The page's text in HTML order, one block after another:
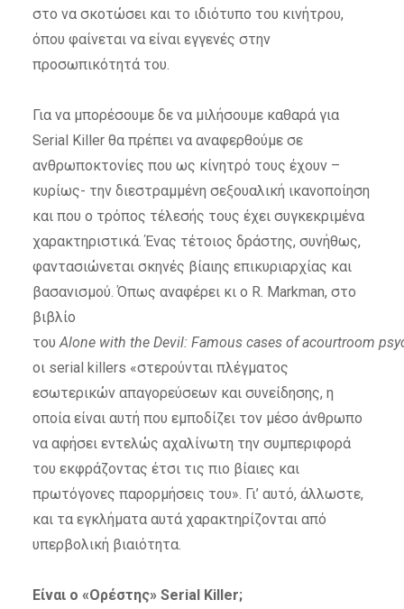
στο να σκοτώσει και το ιδιότυπο του κινήτρου,
όπου φαίνεται να είναι εγγενές στην
προσωπικότητά του.
Για να μπορέσουμε δε να μιλήσουμε καθαρά για
Serial Killer θα πρέπει να αναφερθούμε σε
ανθρωποκτονίες που ως κίνητρό τους έχουν –
κυρίως- την διεστραμμένη σεξουαλική ικανοποίηση
και που ο τρόπος τέλεσής τους έχει συγκεκριμένα
χαρακτηριστικά. Ένας τέτοιος δράστης, συνήθως,
φαντασιώνεται σκηνές βίαιης επικυριαρχίας και
βασανισμού. Όπως αναφέρει κι ο R. Markman, στο
βιβλίο
τουAlone with the Devil: Famous cases of acourtroom
οι serial killers «στερούνται πλέγματος
εσωτερικών απαγορεύσεων και συνείδησης, η
οποία είναι αυτή που εμποδίζει τον μέσο άνθρωπο
να αφήσει εντελώς αχαλίνωτη την συμπεριφορά
του εκφράζοντας έτσι τις πιο βίαιες και
πρωτόγονες παρορμήσεις του». Γι’ αυτό, άλλωστε,
και τα εγκλήματα αυτά χαρακτηρίζονται από
υπερβολική βιαιότητα.
Είναι ο «Ορέστης» Serial Killer;